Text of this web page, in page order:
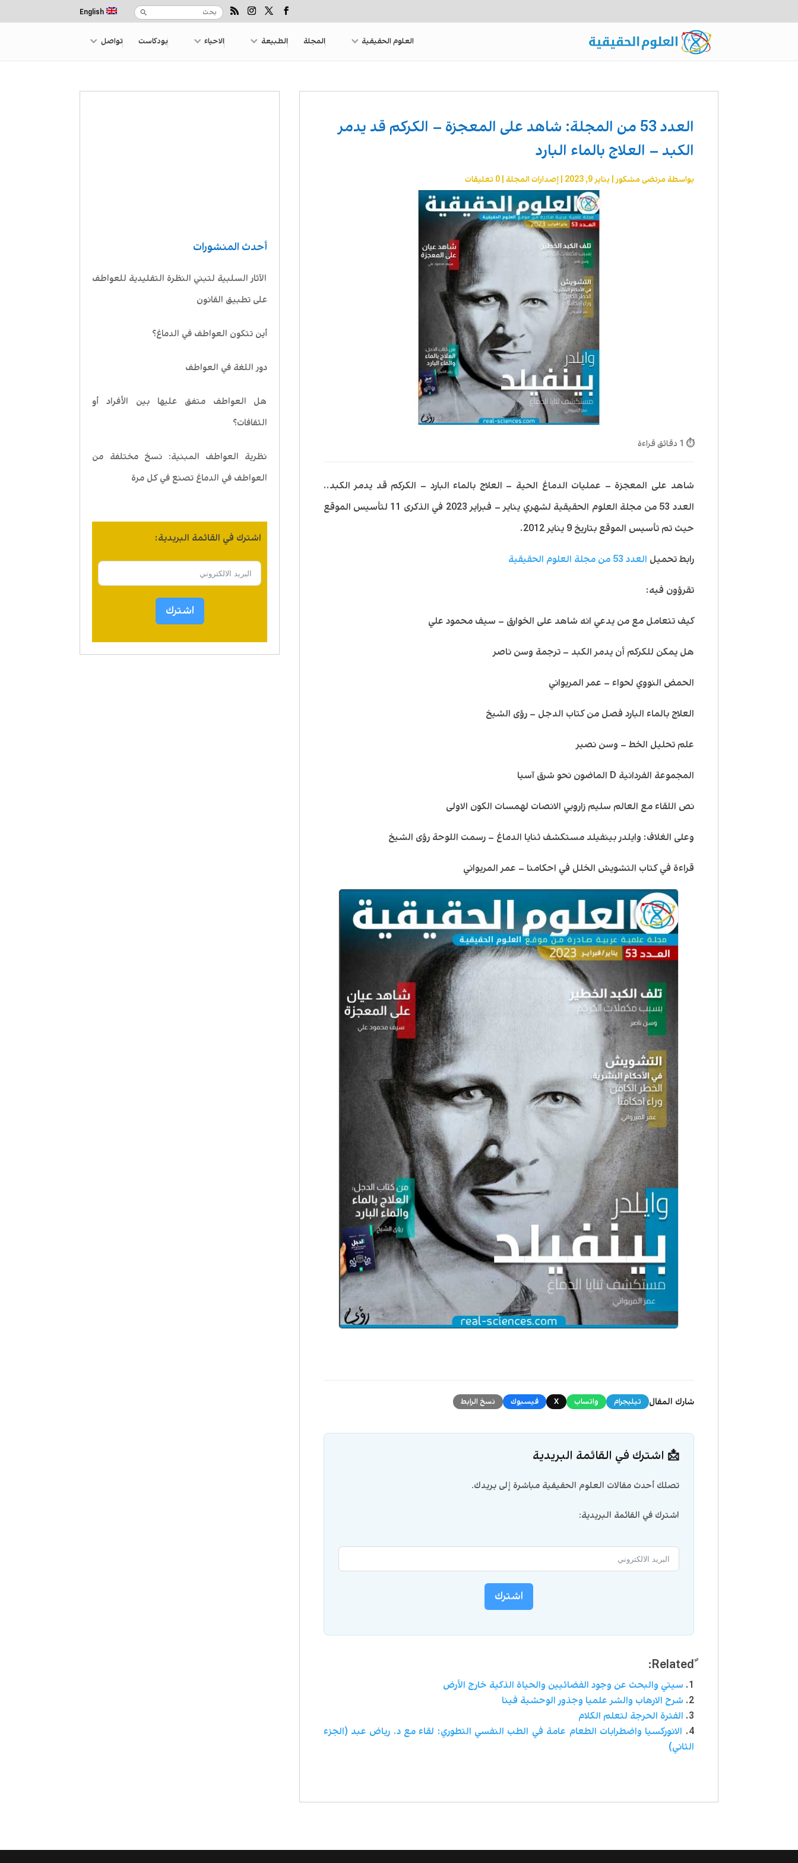
English
العلوم الحقيقية المجلة الطبيعة الاحياء بودكاست تواصل
أحدث المنشورات
الآثار السلبية لتبني النظرة التقليدية للعواطف
على تطبيق القانون
أين تتكون العواطف في الدماغ؟
دور اللغة في العواطف
هل العواطف متفق عليها بين الأفراد أو
الثقافات؟
نظرية العواطف المبنية: نسخ مختلفة من
العواطف في الدماغ تصنع في كل مرة
اشترك في القائمة البريدية:
اشترك
العدد 53 من المجلة: شاهد على المعجزة – الكركم قد يدمر
الكبد – العلاج بالماء البارد
بواسطة مرتضى مشكور |يناير 9, 2023 |إصدارات المجلة |0 تعليقات
⏱ 1 دقائق قراءة
شاهد على المعجزة – عمليات الدماغ الحية – العلاج بالماء البارد – الكركم قد يدمر الكبد..
العدد 53 من مجلة العلوم الحقيقية لشهري يناير – فبراير 2023 في الذكرى 11 لتأسيس الموقع
حيث تم تأسيس الموقع بتاريخ 9 يناير 2012.
رابط تحميل العدد 53 من مجلة العلوم الحقيقية
تقرؤون فيه:
كيف تتعامل مع من يدعي انه شاهد على الخوارق – سيف محمود علي
هل يمكن للكركم أن يدمر الكبد – ترجمة وسن ناصر
الحمض النووي لحواء – عمر المريواني
العلاج بالماء البارد فصل من كتاب الدجل – رؤى الشيخ
علم تحليل الخط – وسن نصير
المجموعة الفردانية D الماضون نحو شرق آسيا
نص اللقاء مع العالم سليم زاروبي الانصات لهمسات الكون الاولى
وعلى الغلاف: وايلدر بينفيلد مستكشف ثنايا الدماغ – رسمت اللوحة رؤى الشيخ
قراءة في كتاب التشويش الخلل في احكامنا – عمر المريواني
شارك المقال تيليجرام واتساب X فيسبوك نسخ الرابط
📩 اشترك في القائمة البريدية
تصلك أحدث مقالات العلوم الحقيقية مباشرة إلى بريدك.
اشترك في القائمة البريدية:
اشترك
سيتي والبحث عن وجود الفضائيين والحياة الذكية خارج الأرض
شرح الارهاب والشر علميا وجذور الوحشية فينا
الفترة الحرجة لتعلم الكلام
الانوركسيا واضطرابات الطعام عامة في الطب النفسي التطوري: لقاء مع د. رياض عبد (الجزء
الثاني)